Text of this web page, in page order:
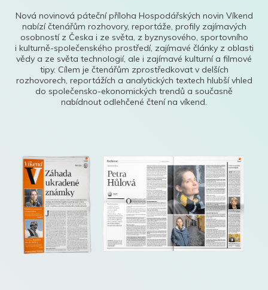
Nová novinová páteční příloha Hospodářských novin Víkend
nabízí čtenářům rozhovory, reportáže, profily zajímavých
osobností z Česka i ze světa, z byznysového, sportovního
i kulturně-společenského prostředí, zajímavé články z oblasti
vědy a ze světa technologií, ale i zajímavé kulturní a filmové
tipy. Cílem je čtenářům zprostředkovat v delších
rozhovorech, reportážích a analytických textech hlubší vhled
do společensko-ekonomických trendů a současně
nabídnout odlehčené čtení na víkend.